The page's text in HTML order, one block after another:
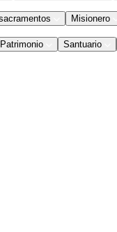
Misionero
Patrimonio Santuario